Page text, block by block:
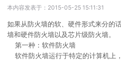
本内容发表于：2015-05-25 15:11:31
如果从防火墙的软、硬件形式来分的
墙和硬件防火墙以及芯片级防火墙。
第一种：软件防火墙
软件防火墙运行于特定的计算机上